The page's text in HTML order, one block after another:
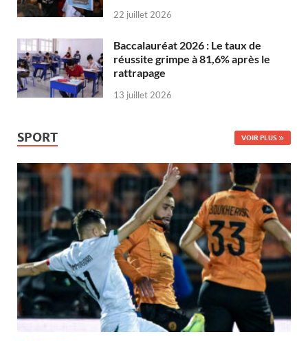
22 juillet 2026
Baccalauréat 2026 : Le taux de
réussite grimpe à 81,6% après le
rattrapage
13 juillet 2026
SPORT VOIR PLUS